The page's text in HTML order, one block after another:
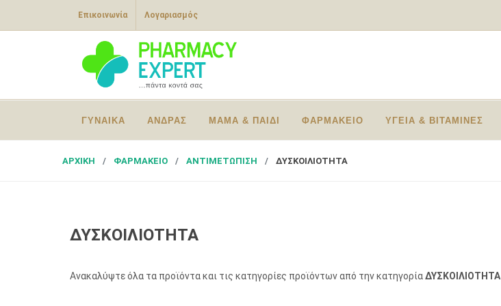
Επικοινωνία Λογαριασμός
ΓΥΝΑΙΚΑ ΑΝΔΡΑΣ ΜΑΜΑ & ΠΑΙΔΙ ΦΑΡΜΑΚΕΙΟ ΥΓΕΙΑ & ΒΙΤΑΜΙΝΕΣ
ΑΡΧΙΚΗ ΦΑΡΜΑΚΕΙΟ ΑΝΤΙΜΕΤΩΠΙΣΗ ΔΥΣΚΟΙΛΙΟΤΗΤΑ
ΔΥΣΚΟΙΛΙΟΤΗΤΑ
Ανακαλύψτε όλα τα προϊόντα και τις κατηγορίες προϊόντων από την κατηγορίαΔΥΣΚΟΙΛΙΟΤΗΤΑ